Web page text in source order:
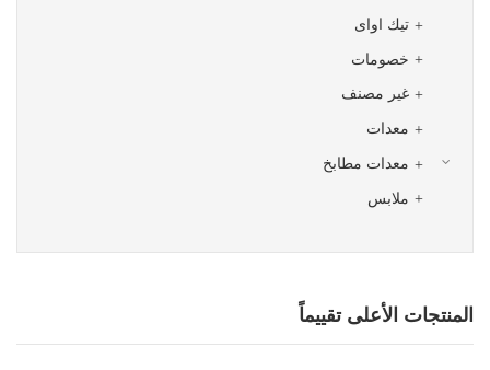
تيك اواى
خصومات
غير مصنف
معدات
معدات مطابخ
ملابس
المنتجات الأعلى تقييماً